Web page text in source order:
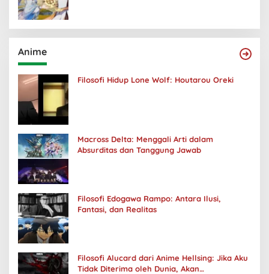
Anime
Filosofi Hidup Lone Wolf: Houtarou Oreki
Macross Delta: Menggali Arti dalam
Absurditas dan Tanggung Jawab
Filosofi Edogawa Rampo: Antara Ilusi,
Fantasi, dan Realitas
Filosofi Alucard dari Anime Hellsing: Jika Aku
Tidak Diterima oleh Dunia, Akan